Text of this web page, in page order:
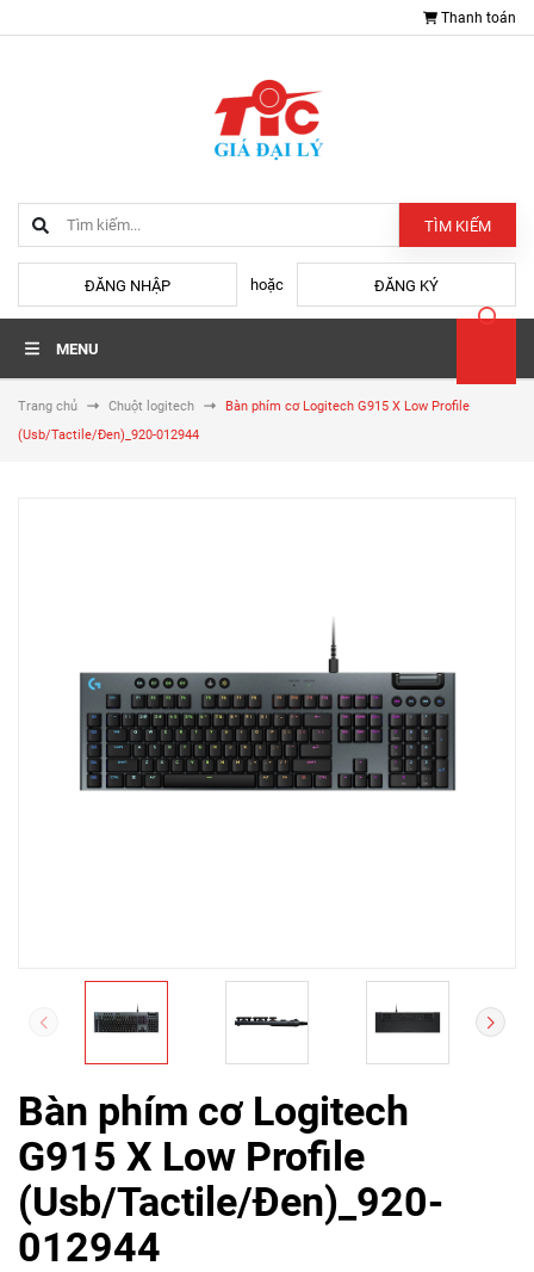
Thanh toán
TÌM KIẾM
ĐĂNG NHẬP hoặc ĐĂNG KÝ
MENU
Trang chủ Chuột logitech
Bàn phím cơ Logitech G915 X Low Profile
(Usb/Tactile/Đen)_920-012944
Bàn phím cơ Logitech
G915 X Low Profile
(Usb/Tactile/Đen)_920-
012944